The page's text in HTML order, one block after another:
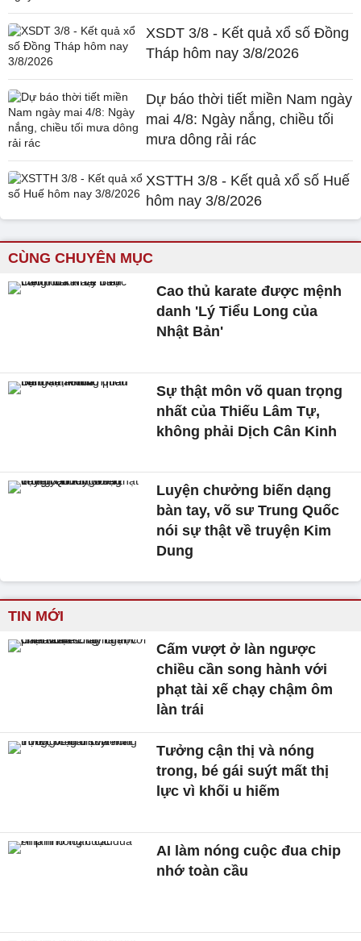
XSDT 3/8 - Kết quả xổ số Đồng
Tháp hôm nay 3/8/2026
Dự báo thời tiết miền Nam ngày
mai 4/8: Ngày nắng, chiều tối
mưa dông rải rác
XSTTH 3/8 - Kết quả xổ số Huế
hôm nay 3/8/2026
CÙNG CHUYÊN MỤC
Cao thủ karate được mệnh
danh 'Lý Tiểu Long của
Nhật Bản'
Sự thật môn võ quan trọng
nhất của Thiếu Lâm Tự,
không phải Dịch Cân Kinh
Luyện chưởng biến dạng
bàn tay, võ sư Trung Quốc
nói sự thật về truyện Kim
Dung
TIN MỚI
Cấm vượt ở làn ngược
chiều cần song hành với
phạt tài xế chạy chậm ôm
làn trái
Tưởng cận thị và nóng
trong, bé gái suýt mất thị
lực vì khối u hiếm
AI làm nóng cuộc đua chip
nhớ toàn cầu